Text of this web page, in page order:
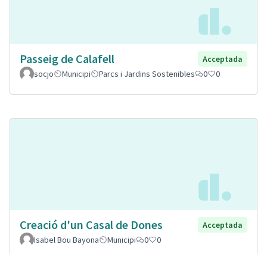
Passeig de Calafell
Acceptada
socjo
Municipi Parcs i Jardins Sostenibles 0 0
Creació d'un Casal de Dones
Acceptada
Isabel Bou Bayona
Municipi 0 0